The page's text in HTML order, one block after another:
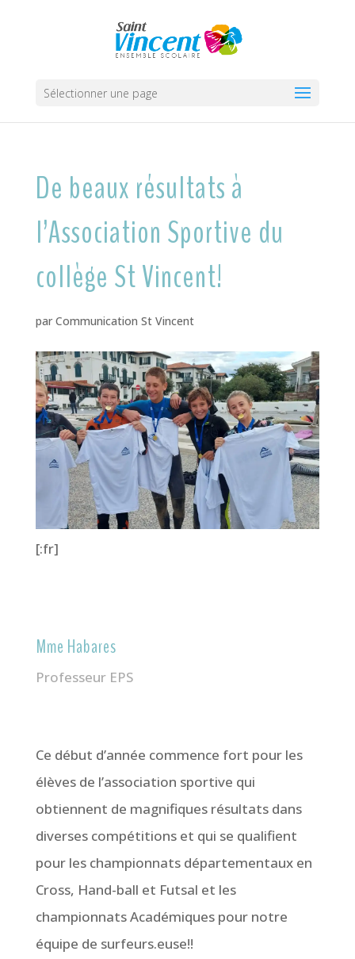
Sélectionner une page
De beaux résultats à
l’Association Sportive du
collège St Vincent!
par Communication St Vincent
[:fr]
Mme Habares
Professeur EPS
Ce début d’année commence fort pour les
élèves de l’association sportive qui
obtiennent de magnifiques résultats dans
diverses compétitions et qui se qualifient
pour les championnats départementaux en
Cross, Hand-ball et Futsal et les
championnats Académiques pour notre
équipe de surfeurs.euse!!